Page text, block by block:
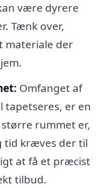
være dyrere
Tænk over,
materiale der
Omfanget af
tapetseres, er en
rummet er,
tid kræves der til
at få et præcist
tilbud.